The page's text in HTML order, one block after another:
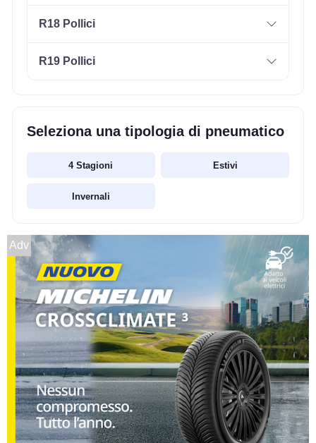
R18 Pollici
R19 Pollici
Seleziona una tipologia di pneumatico
4 Stagioni Estivi
Invernali
Adv